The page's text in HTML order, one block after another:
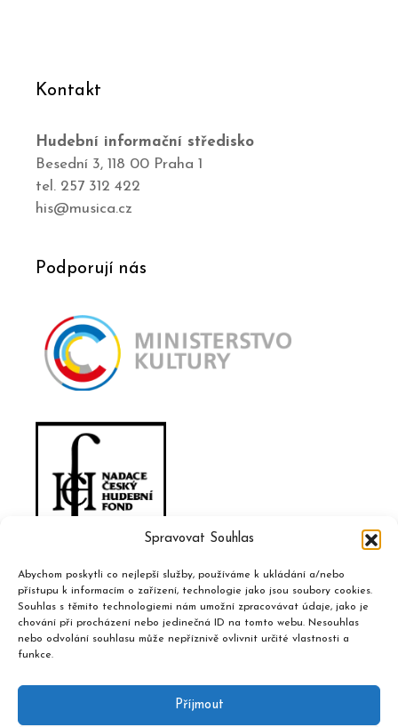
Spravovat Souhlas
Abychom poskytli co nejlepší služby, používáme k ukládání a/nebo
přístupu k informacím o zařízení, technologie jako jsou soubory cookies.
Souhlas s těmito technologiemi nám umožní zpracovávat údaje, jako je
chování při procházení nebo jedinečná ID na tomto webu. Nesouhlas
nebo odvolání souhlasu může nepříznivě ovlivnit určité vlastnosti a
funkce.
Příjmout
Kontakt
Hudební informační středisko
Besední 3, 118 00 Praha 1
tel. 257 312 422
his@musica.cz
Podporují nás